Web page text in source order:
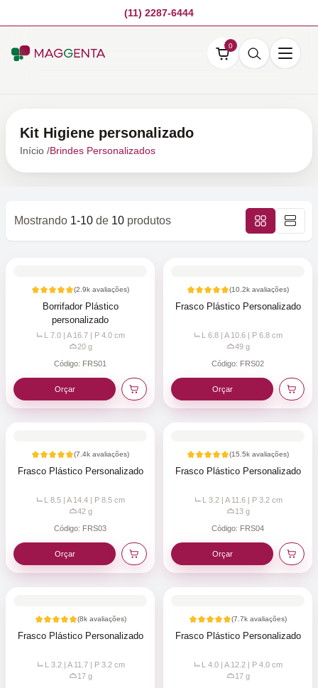
(11) 2287-6444
0
Kit Higiene personalizado
Início /Brindes Personalizados
Mostrando 1-10 de 10 produtos
(2.9k avaliações)
Borrifador Plástico
personalizado
L 7.0 | A 16.7 | P 4.0 cm
20g
Código: FRS01
Orçar
(10.2k avaliações)
Frasco Plástico Personalizado
L 6.8 | A 10.6 | P 6.8 cm
49g
Código: FRS02
Orçar
(7.4k avaliações)
Frasco Plástico Personalizado
L 8.5 | A 14.4 | P 8.5 cm
42g
Código: FRS03
Orçar
(15.5k avaliações)
Frasco Plástico Personalizado
L 3.2 | A 11.6 | P 3.2cm
13g
Código: FRS04
Orçar
(8kavaliações)
Frasco Plástico Personalizado
L 3.2 | A 11.7 | P 3.2cm
17g
(7.7k avaliações)
Frasco Plástico Personalizado
L 4.0 | A 12.2 | P 4.0 cm
17g